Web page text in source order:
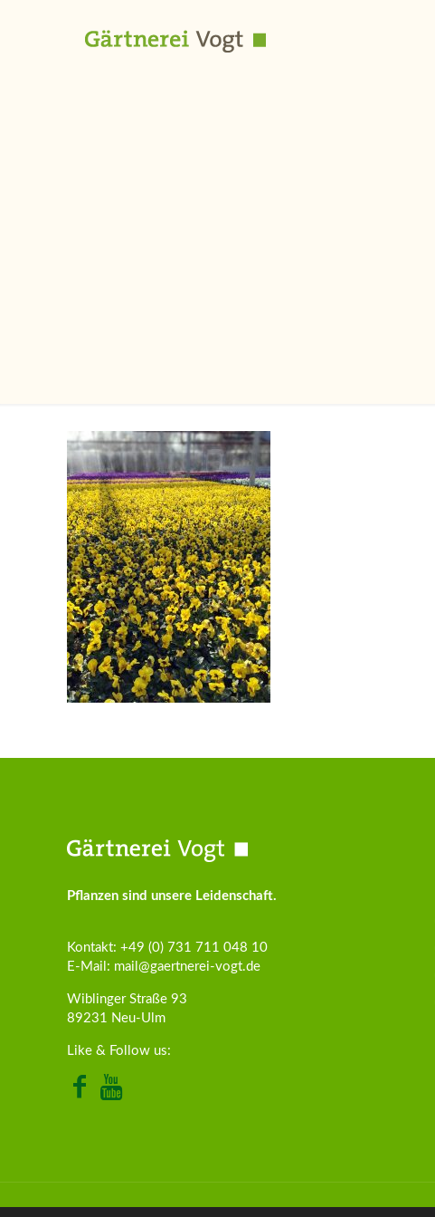
Pflanzen sind unsere Leidenschaft.
Kontakt: +49 (0) 731 711 048 10
E-Mail: mail@gaertnerei-vogt.de
Wiblinger Straße 93
89231 Neu-Ulm
Like & Follow us: